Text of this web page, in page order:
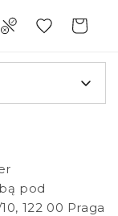
missing:
Koszyk
pod
122 00 Praga